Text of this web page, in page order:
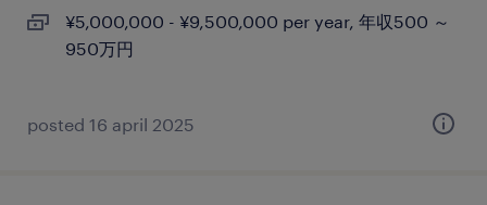
¥5,000,000 - ¥9,500,000 per year, 年収500 ～
950万円
posted 16 april 2025